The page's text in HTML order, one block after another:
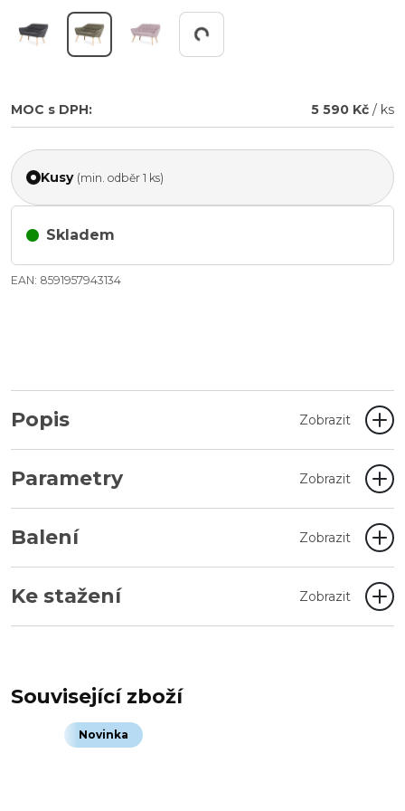
Pracuji...
MOC s DPH: 5 590 Kč / ks
Kusy (min. odběr 1 ks)
Skladem
EAN: 8591957943134
Popis Zobrazit
Parametry Zobrazit
Balení Zobrazit
Ke stažení Zobrazit
Související zboží
Novinka